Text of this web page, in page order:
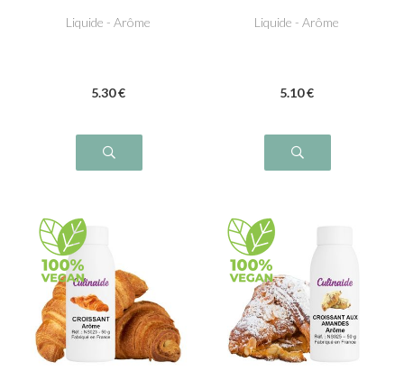
Liquide - Arôme
5.30 €
Liquide - Arôme
5.10 €